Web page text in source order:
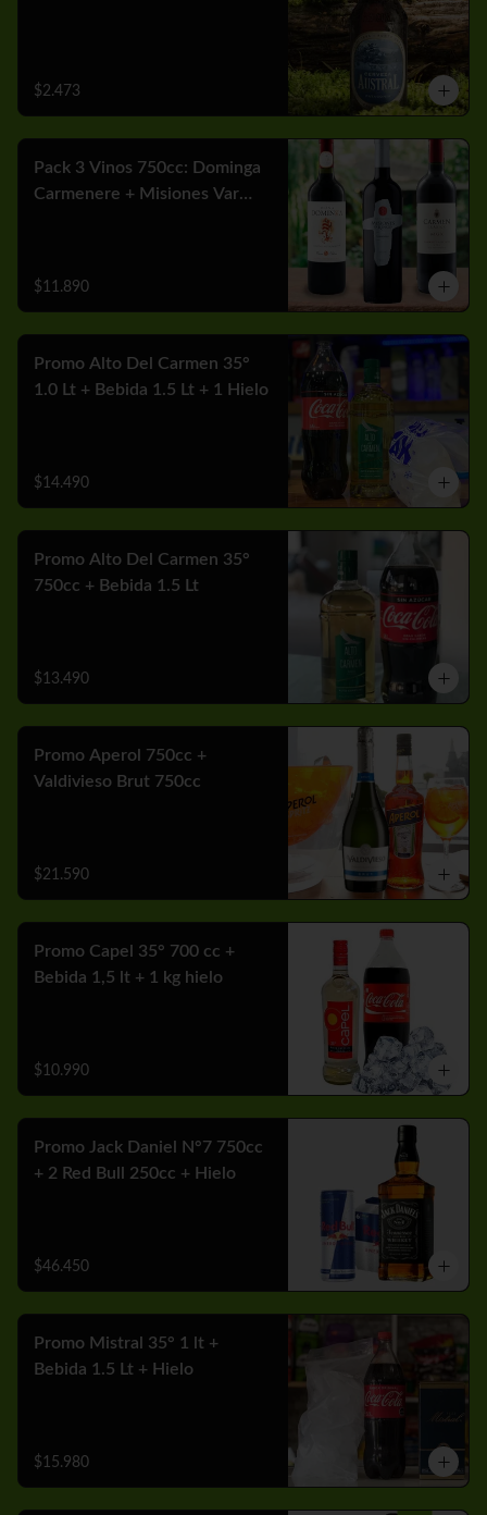
$2.473
Pack 3 Vinos 750cc: Dominga
Carmenere + Misiones Var
$11.890
Promo Alto Del Carmen 35°
1.0 Lt + Bebida 1.5 Lt + 1 Hielo
$14.490
Promo Alto Del Carmen 35°
750cc + Bebida 1.5 Lt
$13.490
Promo Aperol 750cc +
Valdivieso Brut 750cc
$21.590
Promo Capel 35° 700 cc +
Bebida 1,5 lt + 1 kg hielo
$10.990
Promo Jack Daniel N°7 750cc
+ 2 Red Bull 250cc + Hielo
$46.450
Promo Mistral 35° 1 lt +
Bebida 1.5 Lt + Hielo
$15.980